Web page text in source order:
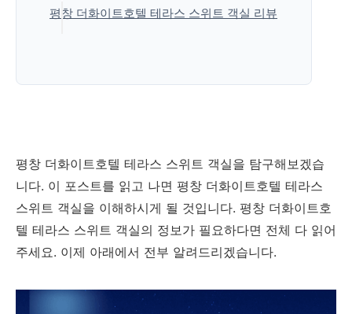
평창 더화이트호텔 테라스 스위트 객실 리뷰
평창 더화이트호텔 테라스 스위트 객실을 탐구해보겠습
니다. 이 포스트를 읽고 나면 평창 더화이트호텔 테라스
스위트 객실을 이해하시게 될 것입니다. 평창 더화이트호
텔 테라스 스위트 객실의 정보가 필요하다면 전체 다 읽어
주세요. 이제 아래에서 전부 알려드리겠습니다.